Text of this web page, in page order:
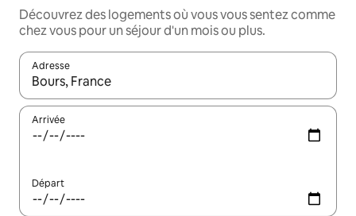
Découvrez des logements où vous vous sentez comme
chez vous pour un séjour d'un mois ou plus.
Adresse
Lorsque les résultats s'affichent, utilisez les flèches vers le
Arrivée
Départ